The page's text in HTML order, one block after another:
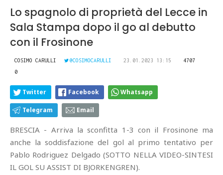
Lo spagnolo di proprietà del Lecce in
Sala Stampa dopo il go al debutto
con il Frosinone
COSIMO CARULLI @COSIMOCARULLI 23.01.2023 13:15
4707
0
Twitter Facebook Whatsapp
Telegram Email
BRESCIA - Arriva la sconfitta 1-3 con il Frosinone ma
anche la soddisfazione del gol al primo tentativo per
Pablo Rodriguez Delgado (SOTTO NELLA VIDEO-SINTESI
IL GOL SU ASSIST DI BJORKENGREN).